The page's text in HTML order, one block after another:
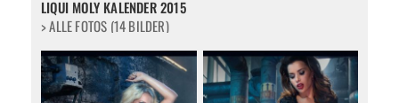
LIQUI MOLY KALENDER 2015
> ALLE FOTOS (14 BILDER)